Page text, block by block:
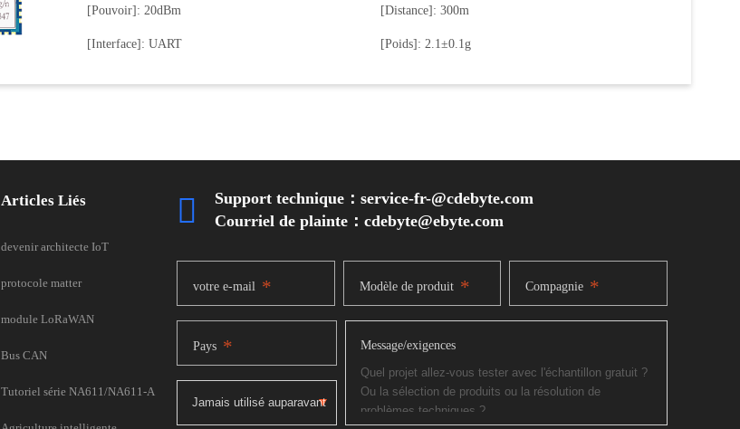
[Pouvoir]: 20dBm [Distance]: 300m
[Interface]: UART [Poids]: 2.1±0.1g
Articles Liés
devenir architecte IoT
protocole matter
module LoRaWAN
Bus CAN
Tutoriel série NA611/NA611-A

Support technique：service-fr-@cdebyte.com
Courriel de plainte：cdebyte@ebyte.com
votre e-mail * Modèle de produit * Compagnie *
Pays * Message/exigences